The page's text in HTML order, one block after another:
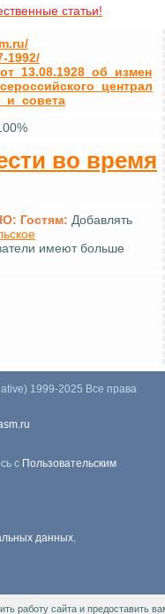
статьи!
1992/
во время
Гостям: Добавлять
имеют больше
1999-2025 Все права
с Пользовательским
данных,
работу сайта и предоставить